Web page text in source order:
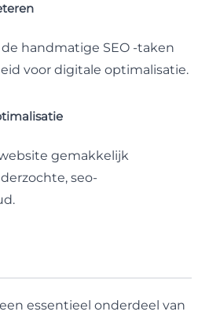
handmatige SEO -taken
voor digitale optimalisatie.
gemakkelijk
seo-
essentieel onderdeel van